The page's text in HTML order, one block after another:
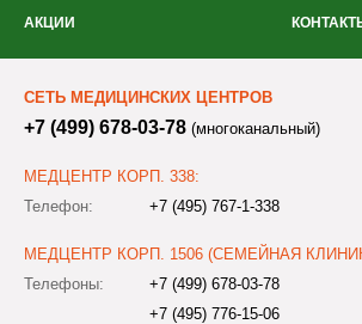
АКЦИИ
СЕТЬ МЕДИЦИНСКИХ ЦЕНТРОВ
+7 (499) 678-03-78 (многоканальный)
МЕДЦЕНТР КОРП. 338:
Телефон:
+7 (495) 767-1-338
МЕДЦЕНТР КОРП. 1506 (СЕМЕЙНАЯ
Телефоны:
+7 (499) 678-03-78
+7 (495) 776-15-06